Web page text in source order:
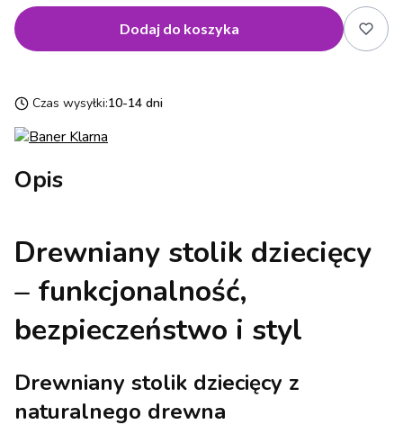
Dodaj do koszyka
Czas wysyłki:10-14 dni
Opis
Drewniany stolik dziecięcy
– funkcjonalność,
bezpieczeństwo i styl
Drewniany stolik dziecięcy z
naturalnego drewna